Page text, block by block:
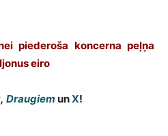
piederoša koncerna peļņa
eiro
, Draugiem unX!